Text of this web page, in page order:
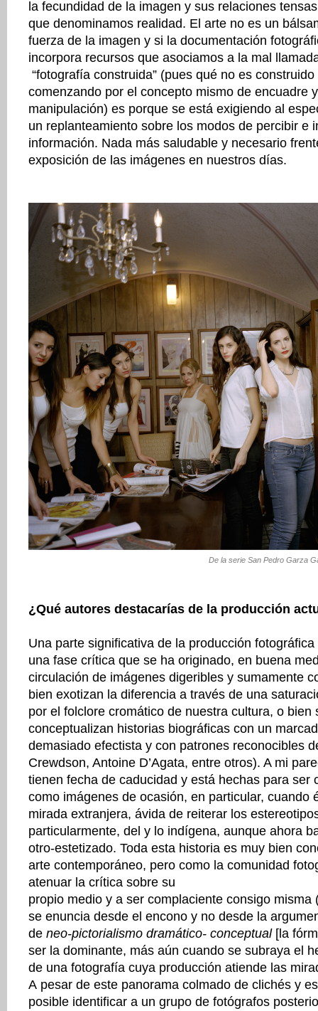
la fecundidad de la imagen y sus relaciones
que denominamos realidad. El arte no es un
fuerza de la imagen y si la documentación
incorpora recursos que asociamos a la mal
“fotografía construida” (pues qué no es
comenzando por el concepto mismo de encuadre
manipulación) es porque se está exigiendo al
un replanteamiento sobre los modos de percibir e
información. Nada más saludable y necesario
exposición de las imágenes en nuestros días.
De la serie San Pedro Garza
¿Qué autores destacarías de la producción
Una parte significativa de la producción
una fase crítica que se ha originado, en buena
circulación de imágenes digeribles y sumamente
bien exotizan la diferencia a través de una
por el folclore cromático de nuestra cultura, o bien
conceptualizan historias biográficas con un
demasiado efectista y con patrones reconocibles
Crewdson, Antoine D’Agata, entre otros). A mi
tienen fecha de caducidad y está hechas para ser
como imágenes de ocasión, en particular, cuando
mirada extranjera, ávida de reiterar los
particularmente, del y lo indígena, aunque ahora
otro-estetizado. Toda esta historia es muy bien
arte contemporáneo, pero como la comunidad
atenuar la crítica sobre su
propio medio y a ser complaciente consigo misma
se enuncia desde el encono y no desde la
de neo-pictorialismo dramático- conceptual[la
ser la dominante, más aún cuando se subraya el
de una fotografía cuya producción atiende las
A pesar de este panorama colmado de clichés y
posible identificar a un grupo de fotógrafos